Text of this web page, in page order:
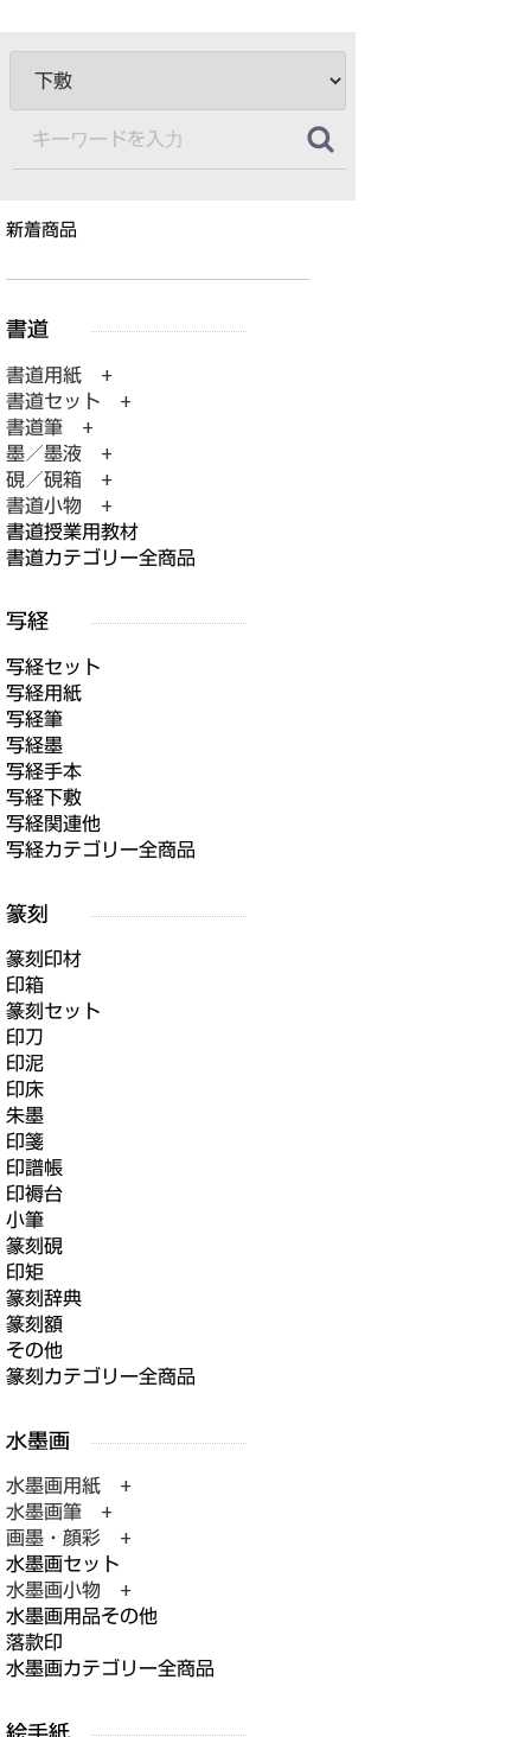
新着商品
書道用紙 +
書道セット +
書道筆 +
墨／墨液 +
硯／硯箱 +
書道小物 +
書道授業用教材
書道カテゴリー全商品
写経セット
写経用紙
写経筆
写経墨
写経手本
写経下敷
写経関連他
写経カテゴリー全商品
篆刻印材
印箱
篆刻セット
印刀
印泥
印床
朱墨
印箋
印譜帳
印褥台
小筆
篆刻硯
印矩
篆刻辞典
篆刻額
その他
篆刻カテゴリー全商品
水墨画用紙 +
水墨画筆 +
画墨・顔彩 +
水墨画セット
水墨画小物 +
水墨画用品その他
落款印
水墨画カテゴリー全商品